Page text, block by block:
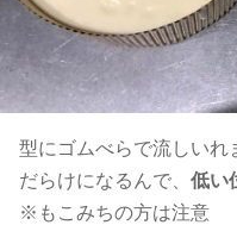
型にゴムべらで流しいれ
だらけになるんで、 低い
※もこみちの方は注意